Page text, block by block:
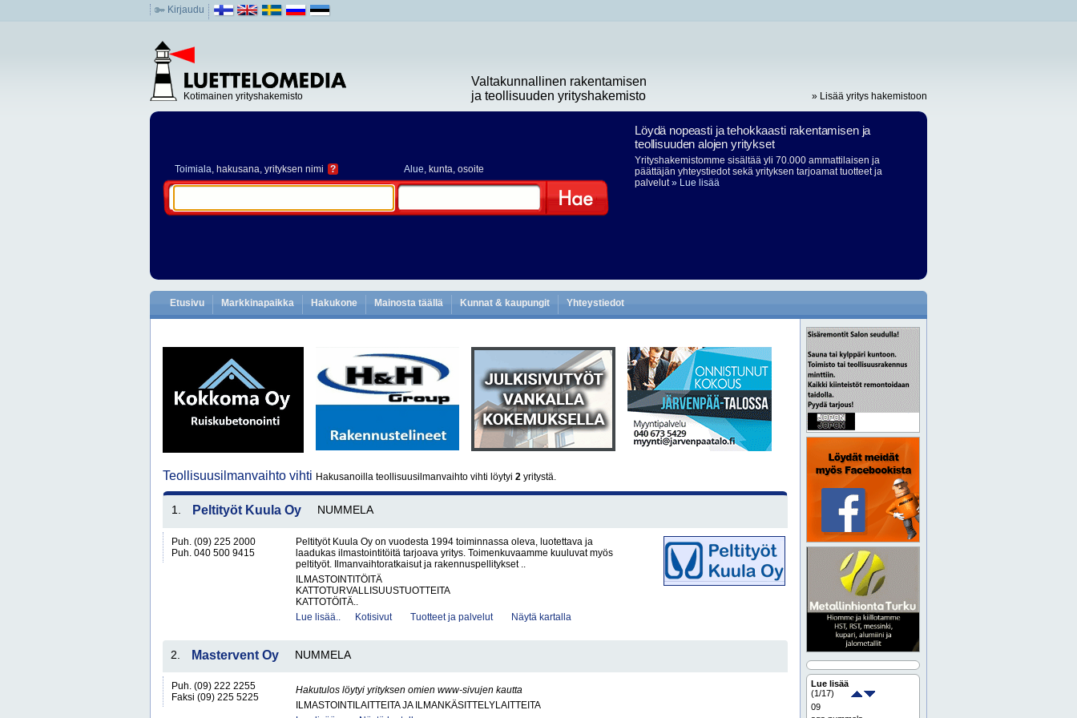
Kirjaudu
Kotimainen yrityshakemisto
Valtakunnallinen rakentamisen
ja teollisuuden yrityshakemisto
» Lisää yritys hakemistoon
Toimiala, hakusana, yrityksen nimi ? Alue, kunta, osoite
Löydä nopeasti ja tehokkaasti rakentamisen ja
teollisuuden alojen yritykset
Yrityshakemistomme sisältää yli 70.000 ammattilaisen ja
päättäjän yhteystiedot sekä yrityksen tarjoamat tuotteet ja
palvelut» Lue lisää
Etusivu Markkinapaikka Hakukone Mainosta täällä Kunnat & kaupungit Yhteystiedot
Teollisuusilmanvaihto vihti Hakusanoilla teollisuusilmanvaihto vihti löytyi 2 yritystä.
1. Peltityöt Kuula Oy NUMMELA
Puh. (09) 225 2000
Puh. 040 500 9415
Peltityöt Kuula Oy on vuodesta 1994 toiminnassa oleva, luotettava ja
laadukas ilmastointitöitä tarjoava yritys. Toimenkuvaamme kuuluvat myös
peltityöt. Ilmanvaihtoratkaisut ja rakennuspellitykset ..
ILMASTOINTITÖITÄ
KATTOTURVALLISUUSTUOTTEITA
KATTOTÖITÄ..
Lue lisää..
Kotisivut Tuotteet ja palvelut Näytä kartalla
2. Mastervent Oy NUMMELA
Puh. (09) 222 2255
Faksi (09) 225 5225
Hakutulos löytyi yrityksen omien www-sivujen kautta
ILMASTOINTILAITTEITA JA ILMANKÄSITTELYLAITTEITA
Lue lisää
(1/17)
09